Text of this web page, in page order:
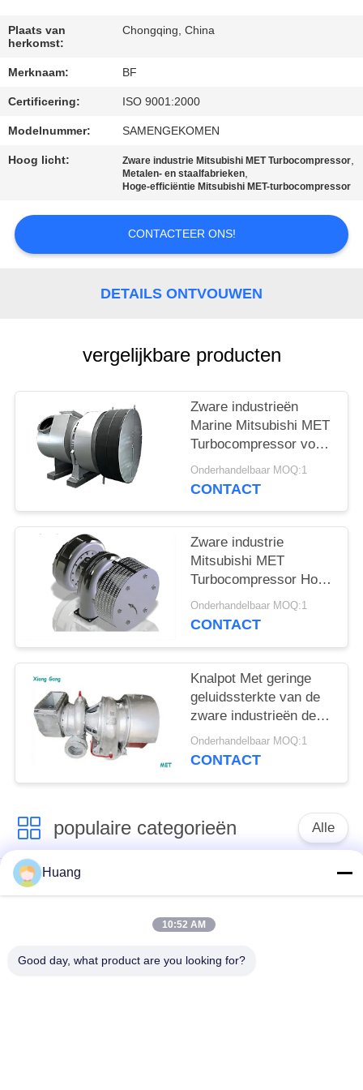
ONS
NIEUWS
SITEMAP
POLICY
Plaats van
herkomst:
Chongqing, China
Merknaam: BF
Certificering: ISO 9001:2000
Modelnummer: SAMENGEKOMEN
Hoog licht: Zware industrie Mitsubishi MET Turbocompressor,
Metalen- en staalfabrieken,
Hoge-efficiëntie Mitsubishi MET-turbocompressor
CONTACTEER ONS!
DETAILS ONTVOUWEN
vergelijkbare producten
Zware industrieën
Marine Mitsubishi MET
Turbocompressor voor
scheepsdieselmotor
Onderhandelbaar MOQ:1
CONTACT
Zware industrie
Mitsubishi MET
Turbocompressor Hoog
efficiënt
Onderhandelbaar MOQ:1
CONTACT
Knalpot Met geringe
geluidssterkte van de
zware industrieën de
Mitsubishi ONTMOETE
Turbocompressor
Onderhandelbaar MOQ:1
CONTACT
populaire categorieën Alle
Marine Turbocharger
Parts
Turbocompressor
IHI-
ONTMOETE
Huang
10:52 AM
Good day, what product are you looking for?